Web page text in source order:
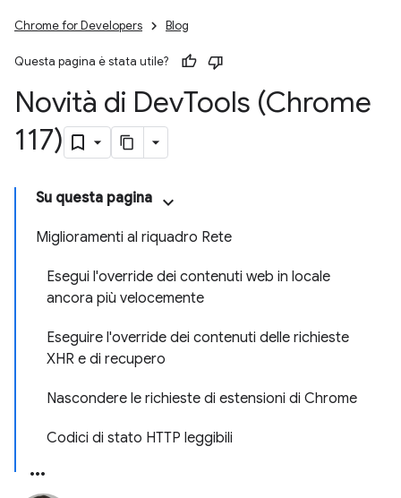
Chrome for Developers Blog
Questa pagina è stata utile?
Novità di DevTools (Chrome
117)
Su questa pagina
Miglioramenti al riquadro Rete
Esegui l'override dei contenuti web in locale
ancora più velocemente
Eseguire l'override dei contenuti delle richieste
XHR e di recupero
Nascondere le richieste di estensioni di Chrome
Codici di stato HTTP leggibili